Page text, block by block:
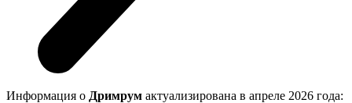
Информация о Дримрум актуализирована в апреле 2026 года: